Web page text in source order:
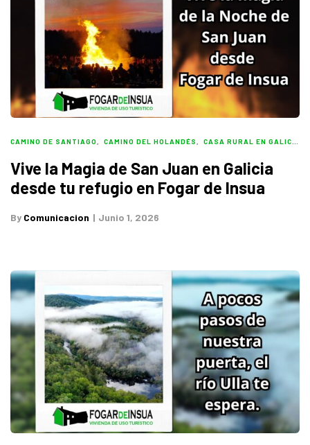
CAMINO DE SANTIAGO CAMINO DEL HOLANDÉS CASA RURAL EN GALICIA
Vive la Magia de San Juan en Galicia
desde tu refugio en Fogar de Insua
By Comunicacion Junio 1, 2026